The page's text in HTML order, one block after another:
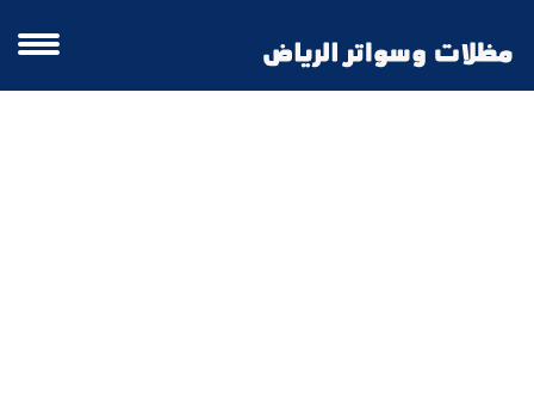
قرميد احمر | قرميد بلاستيك بأفضل الاسعار